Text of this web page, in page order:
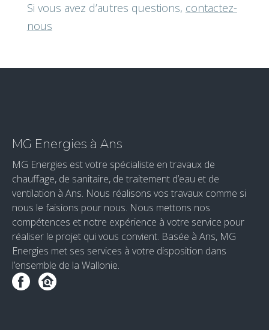
Si vous avez d’autres questions, contactez-
nous
MG Energies à Ans
MG Energies est votre spécialiste en travaux de
chauffage, de sanitaire, de traitement d’eau et de
ventilation à Ans. Nous réalisons vos travaux comme si
nous le faisions pour nous. Nous mettons nos
compétences et notre expérience à votre service pour
réaliser le projet qui vous convient. Basée à Ans, MG
Energies met ses services à votre disposition dans
l’ensemble de la Wallonie.